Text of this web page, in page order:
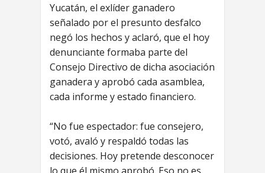
Yucatán, el exlíder ganadero
señalado por el presunto desfalco
negó los hechos y aclaró, que el hoy
denunciante formaba parte del
Consejo Directivo de dicha asociación
ganadera y aprobó cada asamblea,
cada informe y estado financiero.
“No fue espectador: fue consejero,
votó, avaló y respaldó todas las
decisiones. Hoy pretende desconocer